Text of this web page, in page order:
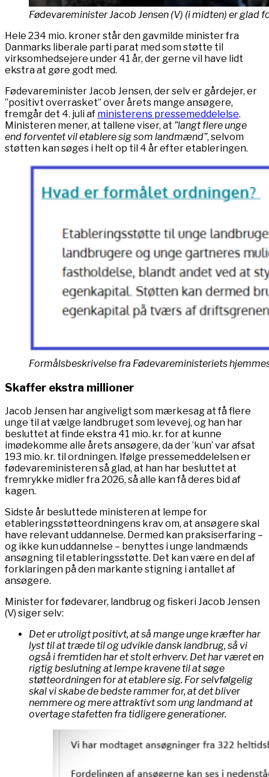
Fødevareminister Jacob Jensen (V) (i midten) er
Hele 234 mio. kroner står den gavmilde minister fra
Danmarks liberale parti parat med som støtte til
virksomhedsejere under 41 år, der gerne vil have lidt
ekstra at gøre godt med.
Fødevareminister Jacob Jensen, der selv er gårdejer, er
”positivt overrasket” over årets mange ansøgere,
fremgår det 4. juli af ministerens pressemeddelelse.
Ministeren mener, at tallene viser, at ”langt flere unge
end forventet vil etablere sig som landmænd”, selvom
støtten kan søges i helt op til 4 år efter etableringen.
Formålsbeskrivelse fra Fødevareministeriets
Skaffer ekstra millioner
Jacob Jensen har angiveligt som mærkesag at få flere
unge til at vælge landbruget som levevej, og han har
besluttet at finde ekstra 41 mio. kr. for at kunne
imødekomme alle årets ansøgere, da der ’kun’ var afsat
193 mio. kr. til ordningen. Ifølge pressemeddelelsen er
fødevareministeren så glad, at han har besluttet at
fremrykke midler fra 2026, så alle kan få deres bid af
kagen.
Sidste år besluttede ministeren at lempe for
etableringsstøtteordningens krav om, at ansøgere skal
have relevant uddannelse. Dermed kan praksiserfaring –
og ikke kun uddannelse – benyttes i unge landmænds
ansøgning til etableringsstøtte. Det kan være en del af
forklaringen på den markante stigning i antallet af
ansøgere.
Minister for fødevarer, landbrug og fiskeri Jacob Jensen
(V) siger selv:
Det er utroligt positivt, at så mange unge kræfter har
lyst til at træde til og udvikle dansk landbrug, så vi
også i fremtiden har et stolt erhverv. Det har været en
rigtig beslutning at lempe kravene til at søge
støtteordningen for at etablere sig. For selvfølgelig
skal vi skabe de bedste rammer for, at det bliver
nemmere og mere attraktivt som ung landmand at
overtage stafetten fra tidligere generationer.